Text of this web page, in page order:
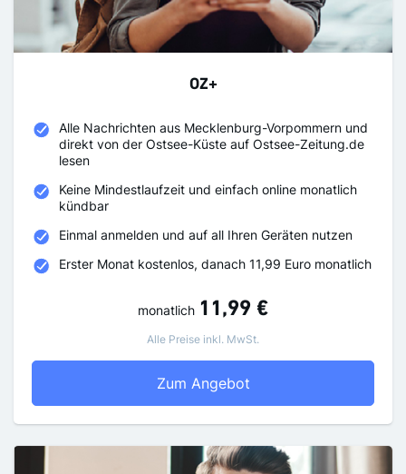
OZ+
Alle Nachrichten aus Mecklenburg-Vorpommern und
direkt von der Ostsee-Küste auf Ostsee-Zeitung.de
lesen
Keine Mindestlaufzeit und einfach online monatlich
kündbar
Einmal anmelden und auf all Ihren Geräten nutzen
Erster Monat kostenlos, danach 11,99 Euro monatlich
monatlich 11,99 €
Alle Preise inkl. MwSt.
Zum AngebotOZ+